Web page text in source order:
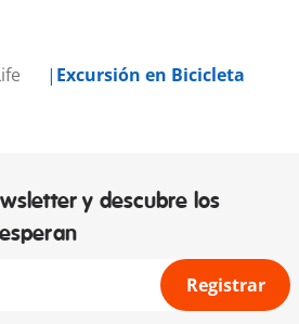
Excursión en Bicicleta
y descubre los
Registrar